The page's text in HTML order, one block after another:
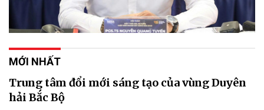
MỚI NHẤT
Trung tâm đổi mới sáng tạo của vùng Duyên
hải Bắc Bộ